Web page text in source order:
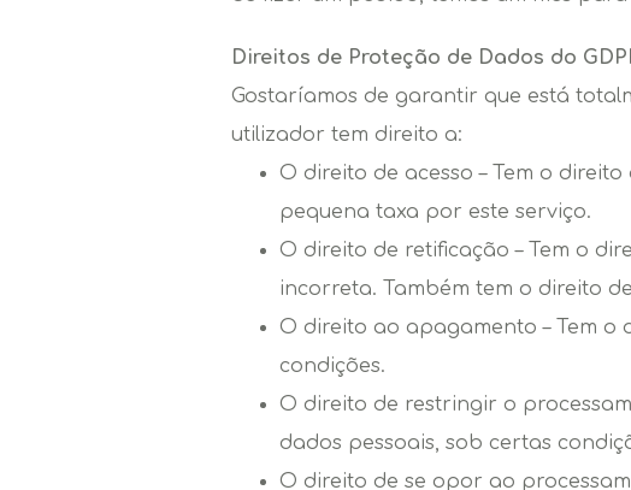
Direitos de Proteção de Dados do
Gostaríamos de garantir que está
utilizador tem direito a:
O direito de acesso – Tem o
pequena taxa por este serviço.
O direito de retificação – Tem o
incorreta. Também tem o direito
O direito ao apagamento – Tem o
condições.
O direito de restringir o
dados pessoais, sob certas
O direito de se opor ao